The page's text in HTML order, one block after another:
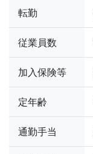
転勤
従業員数
加入保険等
定年齢
通勤手当